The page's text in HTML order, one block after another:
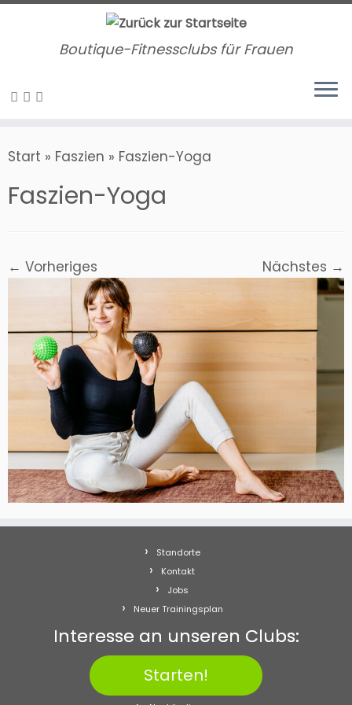
Zum
Boutique-Fitnessclubs für Frauen
Start » Faszien » Faszien-Yoga
Faszien-Yoga
← Vorheriges Nächstes →
Standorte
Kontakt
Jobs
Neuer Trainingsplan
Interesse an unseren Clubs:
Starten!